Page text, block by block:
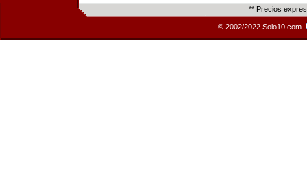
** Precios
© 2002/2022 Solo10.com